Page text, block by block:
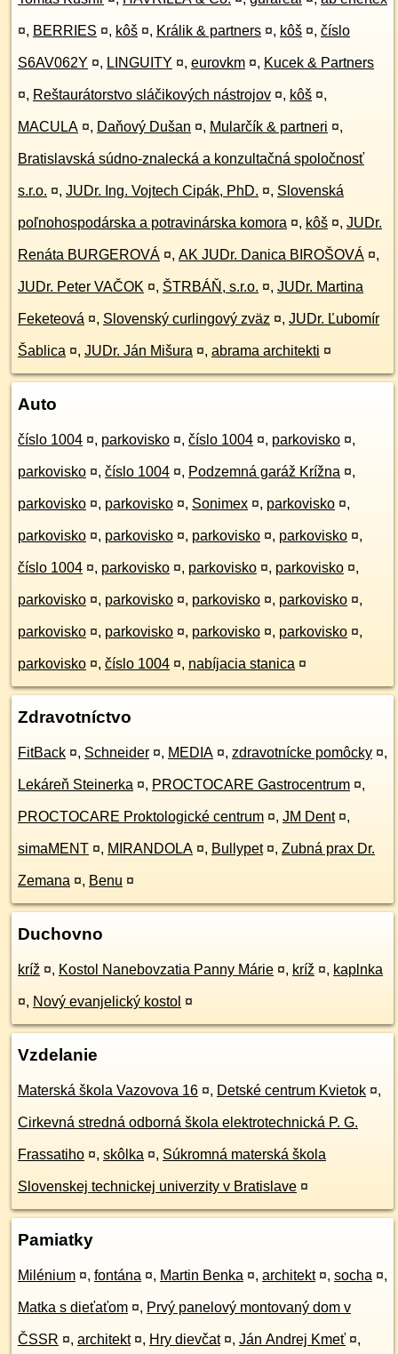
¤, BERRIES ¤, kôš ¤, Králik & partners ¤, kôš ¤, číslo
S6AV062Y ¤, LINGUITY ¤, eurovkm ¤, Kucek & Partners
¤, Reštaurátorstvo sláčikových nástrojov ¤, kôš ¤,
MACULA ¤, Daňový Dušan ¤, Mularčík & partneri ¤,
Bratislavská súdno-znalecká a konzultačná spoločnosť
s.r.o. ¤, JUDr. Ing. Vojtech Cipák, PhD. ¤, Slovenská
poľnohospodárska a potravinárska komora ¤, kôš ¤, JUDr.
Renáta BURGEROVÁ ¤, AK JUDr. Danica BIROŠOVÁ ¤,
JUDr. Peter VAČOK ¤, ŠTRBÁŇ, s.r.o. ¤, JUDr. Martina
Feketeová ¤, Slovenský curlingový zväz ¤, JUDr. Ľubomír
Šablica ¤, JUDr. Ján Mišura ¤, abrama architekti ¤
Auto
číslo 1004 ¤, parkovisko ¤, číslo 1004 ¤, parkovisko ¤,
parkovisko ¤, číslo 1004 ¤, Podzemná garáž Krížna ¤,
parkovisko ¤, parkovisko ¤, Sonimex ¤, parkovisko ¤,
parkovisko ¤, parkovisko ¤, parkovisko ¤, parkovisko ¤,
číslo 1004 ¤, parkovisko ¤, parkovisko ¤, parkovisko ¤,
parkovisko ¤, parkovisko ¤, parkovisko ¤, parkovisko ¤,
parkovisko ¤, parkovisko ¤, parkovisko ¤, parkovisko ¤,
parkovisko ¤, číslo 1004 ¤, nabíjacia stanica ¤
Zdravotníctvo
FitBack ¤, Schneider ¤, MEDIA ¤, zdravotnícke pomôcky ¤,
Lekáreň Steinerka ¤, PROCTOCARE Gastrocentrum ¤,
PROCTOCARE Proktologické centrum ¤, JM Dent ¤,
simaMENT ¤, MIRANDOLA ¤, Bullypet ¤, Zubná prax Dr.
Zemana ¤, Benu ¤
Duchovno
kríž ¤, Kostol Nanebovzatia Panny Márie ¤, kríž ¤, kaplnka
¤, Nový evanjelický kostol ¤
Vzdelanie
Materská škola Vazovova 16 ¤, Detské centrum Kvietok ¤,
Cirkevná stredná odborná škola elektrotechnická P. G.
Frassatiho ¤, skôlka ¤, Súkromná materská škola
Slovenskej technickej univerzity v Bratislave ¤
Pamiatky
Milénium ¤, fontána ¤, Martin Benka ¤, architekt ¤, socha ¤,
Matka s dieťaťom ¤, Prvý panelový montovaný dom v
ČSSR ¤, architekt ¤, Hry dievčat ¤, Ján Andrej Kmeť ¤,